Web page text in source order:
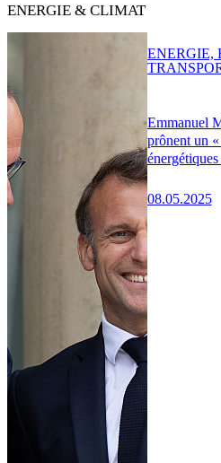
ENERGIE & CLIMAT
Emmanuel
prônent un
08.05.2025
ENERGIE,